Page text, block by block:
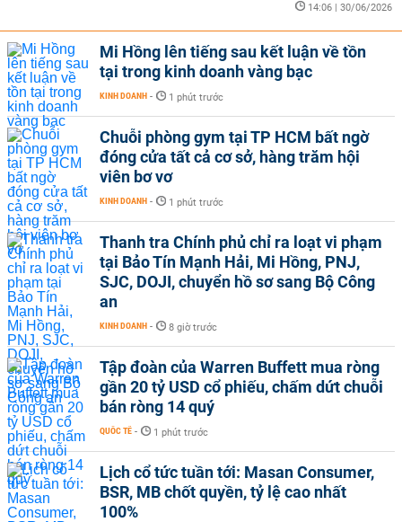
14:06 | 30/06/2026
Mi Hồng lên tiếng sau kết luận về tồn
tại trong kinh doanh vàng bạc
KINH DOANH - 1 phút trước
Chuỗi phòng gym tại TP HCM bất ngờ
đóng cửa tất cả cơ sở, hàng trăm hội
viên bơ vơ
KINH DOANH - 1 phút trước
Thanh tra Chính phủ chỉ ra loạt vi phạm
tại Bảo Tín Mạnh Hải, Mi Hồng, PNJ,
SJC, DOJI, chuyển hồ sơ sang Bộ Công
an
KINH DOANH - 8 giờ trước
Tập đoàn của Warren Buffett mua ròng
gần 20 tỷ USD cổ phiếu, chấm dứt chuỗi
bán ròng 14 quý
QUỐC TẾ - 1 phút trước
Lịch cổ tức tuần tới: Masan Consumer,
BSR, MB chốt quyền, tỷ lệ cao nhất
100%